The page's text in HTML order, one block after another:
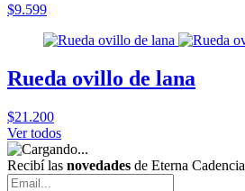
$9.599
Rueda ovillo de lana
$21.200
Ver todos
Recibí las novedades de Eterna Cadencia